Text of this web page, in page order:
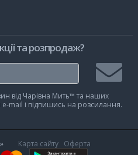
та розпродаж?
на
від Чарівна Мить™ та наших
e-mail і підпишись на розсилання.
Карта сайту Оферта